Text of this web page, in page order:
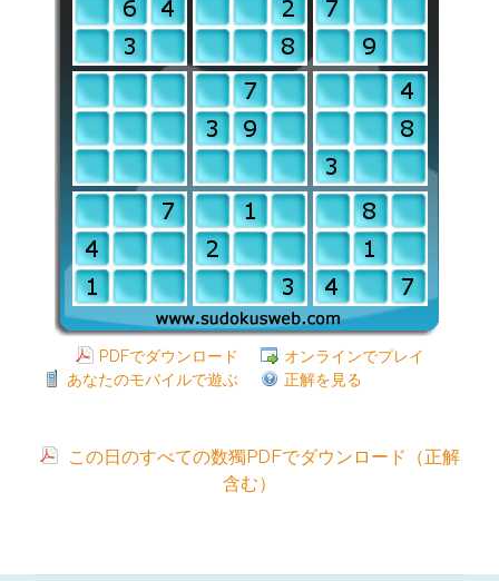
PDFでダウンロード
オンラインでプレイ
あなたのモバイルで遊ぶ
正解を見る
この日のすべての数獨PDFでダウンロード（正解
含む）